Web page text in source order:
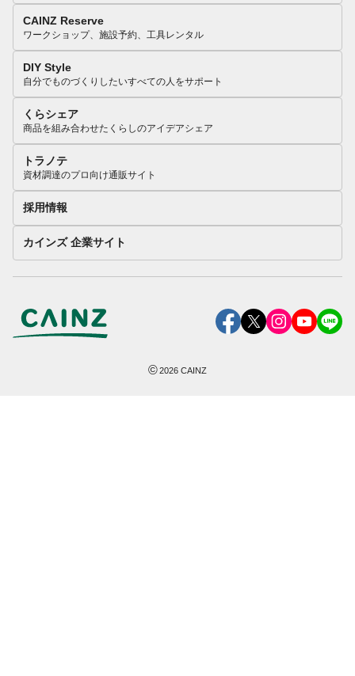
CAINZ Reserve
ワークショップ、施設予約、工具レンタル
DIY Style
自分でものづくりしたいすべての人をサポート
くらシェア
商品を組み合わせたくらしのアイデアシェア
トラノテ
資材調達のプロ向け通販サイト
採用情報
カインズ 企業サイト
©2026 CAINZ